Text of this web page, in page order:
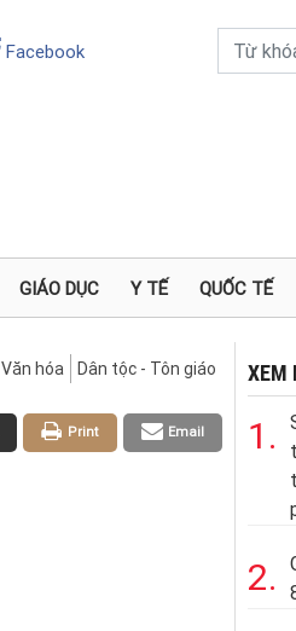
Facebook
GIÁO DỤC Y TẾ QUỐC TẾ
Văn hóa Dân tộc - Tôn giáo
Email
Print
XEM
1.
2.